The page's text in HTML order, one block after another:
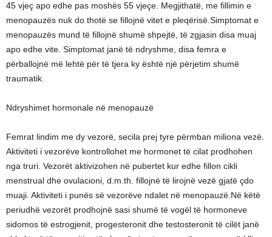
45 vjeç apo edhe pas moshës 55 vjeçe. Megjithatë, me fillimin e
menopauzës nuk do thotë se fillojnë vitet e pleqërisë.Simptomat e
menopauzës mund të fillojnë shumë shpejtë, të zgjasin disa muaj
apo edhe vite. Simptomat janë të ndryshme, disa femra e
përballojnë më lehtë për të tjera ky është një përjetim shumë
traumatik.
Ndryshimet hormonale në menopauzë
Femrat lindim me dy vezorë, secila prej tyre përmban miliona vezë.
Aktiviteti i vezorëve kontrollohet me hormonet të cilat prodhohen
nga truri. Vezorët aktivizohen në pubertet kur edhe fillon cikli
menstrual dhe ovulacioni, d.m.th. fillojnë të lirojnë vezë gjatë çdo
muaji. Aktiviteti i punës së vezorëve ndalet në menopauzë.Në këtë
periudhë vezorët prodhojnë sasi shumë të vogël të hormoneve
sidomos të estrogjenit, progesteronit dhe testosteronit të cilët janë